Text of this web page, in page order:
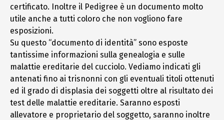
certificato. Inoltre il Pedigree è un documento molto
utile anche a tutti coloro che non vogliono fare
esposizioni.
Su questo “documento di identità” sono esposte
tantissime informazioni sulla genealogia e sulle
malattie ereditarie del cucciolo. Vediamo indicati gli
antenati fino ai trisnonni con gli eventuali titoli ottenuti
ed il grado di displasia dei soggetti oltre al risultato dei
test delle malattie ereditarie. Saranno esposti
allevatore e proprietario del soggetto, saranno inoltre